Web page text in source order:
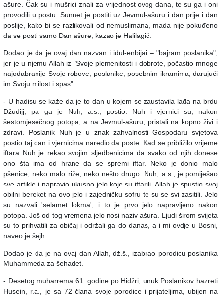
ašure. Čak su i mušrici znali za vrijednost ovog dana, te su ga i oni
provodili u postu. Sunnet je postiti uz Jevmul-ašuru i dan prije i dan
poslije, kako bi se razlikovali od nemuslimana, mada nije pokuđeno
da se posti samo Dan ašure, kazao je Halilagić.
Dodao je da je ovaj dan nazvan i idul-enbijai – "bajram poslanika",
jer je u njemu Allah iz "Svoje plemenitosti i dobrote, počastio mnoge
najodabranije Svoje robove, poslanike, posebnim ikramima, darujući
im Svoju milost i spas".
- U hadisu se kaže da je to dan u kojem se zaustavila lađa na brdu
Džudijj, pa ga je Nuh, a.s., postio. Nuh i vjernici su, nakon
šestomjesečnog potopa, a na Jevmul-ašuru, pristali na kopno živi i
zdravi. Poslanik Nuh je u znak zahvalnosti Gospodaru svjetova
postio taj dan i vjernicima naredio da poste. Kad se približilo vrijeme
iftara Nuh je rekao svojim sljedbenicima da svako od njih donese
ono šta ima od hrane da se spremi iftar. Neko je donio malo
pšenice, neko malo riže, neko nešto drugo. Nuh, a.s., je pomiješao
sve artikle i napravio ukusno jelo koje su iftarili. Allah je spustio svoj
obilni bereket na ovo jelo i zajedničku sofru te su se svi zasitili. Jelo
su nazvali 'selamet lokma', i to je prvo jelo napravljeno nakon
potopa. Još od tog vremena jelo nosi naziv ašura. Ljudi širom svijeta
su to prihvatili za običaj i održali ga do danas, a i mi ovdje u Bosni,
naveo je šejh.
Dodao je da je na ovaj dan Allah, dž.š., izabrao porodicu poslanika
Muhammeda za šehadet.
- Desetog muharrema 61. godine po Hidžri, unuk Poslanikov hazreti
Husein, r.a., je sa 72 člana svoje porodice i prijateljima, ubijen na